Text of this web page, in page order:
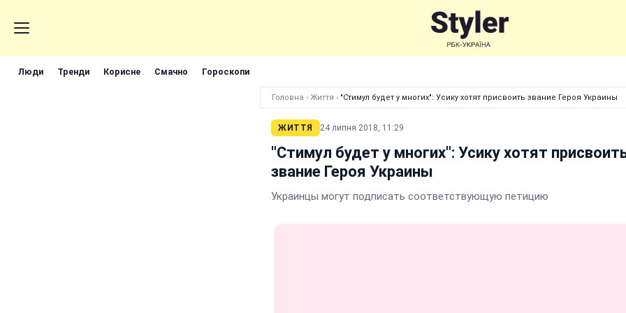
Люди Тренди Корисне Смачно Гороскопи
Головна › Життя › "Стимул будет у многих": Усику хотят присвоить звание Героя Украины
ЖИТТЯ 24 липня 2018, 11:29
"Стимул будет у многих": Усику хотят
звание Героя Украины
Украинцы могут подписать соответствующую петицию